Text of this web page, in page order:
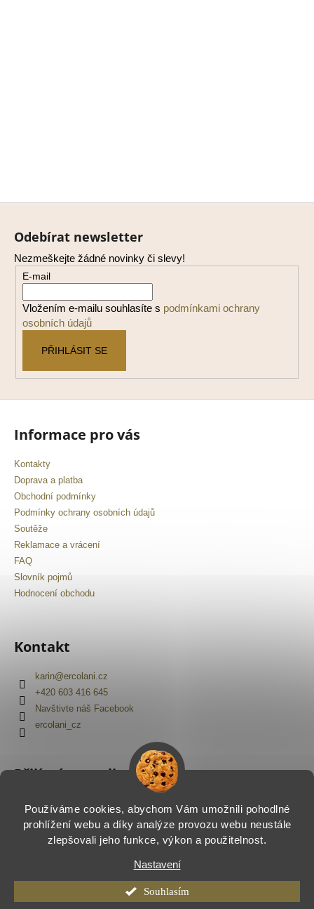
Používáme cookies, abychom Vám umožnili pohodlné
prohlížení webu a díky analýze provozu webu neustále
zlepšovali jeho funkce, výkon a použitelnost.
Nastavení
Souhlasím
Z
Odebírat newsletter
Nezmeškejte žádné novinky či slevy!
E-mail
Vložením e-mailu souhlasíte s podmínkami ochrany
osobních údajů
PŘIHLÁSIT SE
Informace pro vás
Kontakty
Doprava a platba
Obchodní podmínky
Podmínky ochrany osobních údajů
Soutěže
Reklamace a vrácení
FAQ
Slovník pojmů
Hodnocení obchodu
Kontakt
karin@ercolani.cz
+420 603 416 645
Navštivte náš Facebook
ercolani_cz
Přijímáme online platby
Vytvořil Shoptet
Ercolani.cz. Všechna práva vyhrazena.